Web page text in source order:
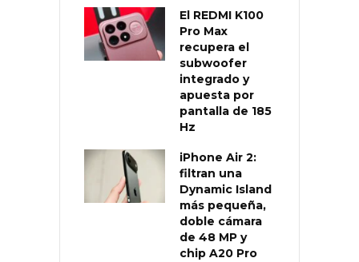
El REDMI K100
Pro Max
recupera el
subwoofer
integrado y
apuesta por
pantalla de 185
Hz
iPhone Air 2:
filtran una
Dynamic Island
más pequeña,
doble cámara
de 48 MP y
chip A20 Pro